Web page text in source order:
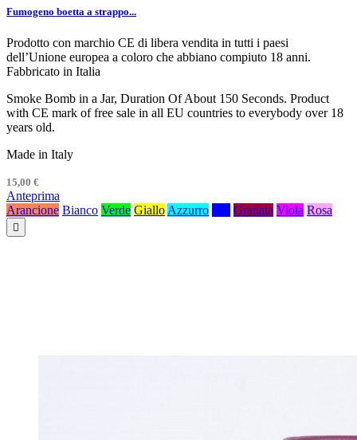
Fumogeno boetta a strappo...
Prodotto con marchio CE di libera vendita in tutti i paesi
dell’Unione europea a coloro che abbiano compiuto 18 anni.
Fabbricato in Italia
Smoke Bomb in a Jar, Duration Of About 150 Seconds. Product
with CE mark of free sale in all EU countries to everybody over 18
years old.
Made in Italy
15,00 €
Anteprima
Arancione Bianco Verde Giallo Azzurro Granata Viola Rosa
